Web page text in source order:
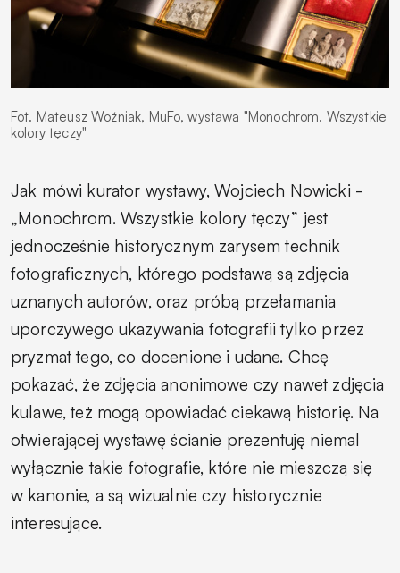
Fot. Mateusz Woźniak, MuFo, wystawa "Monochrom. Wszystkie
kolory tęczy"
Jak mówi kurator wystawy, Wojciech Nowicki -
„Monochrom. Wszystkie kolory tęczy” jest
jednocześnie historycznym zarysem technik
fotograficznych, którego podstawą są zdjęcia
uznanych autorów, oraz próbą przełamania
uporczywego ukazywania fotografii tylko przez
pryzmat tego, co docenione i udane. Chcę
pokazać, że zdjęcia anonimowe czy nawet zdjęcia
kulawe, też mogą opowiadać ciekawą historię. Na
otwierającej wystawę ścianie prezentuję niemal
wyłącznie takie fotografie, które nie mieszczą się
w kanonie, a są wizualnie czy historycznie
interesujące.